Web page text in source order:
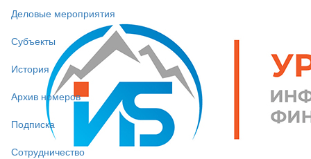
Деловые мероприятия
Субъекты
История
Архив номеров
Подписка
Сотрудничество